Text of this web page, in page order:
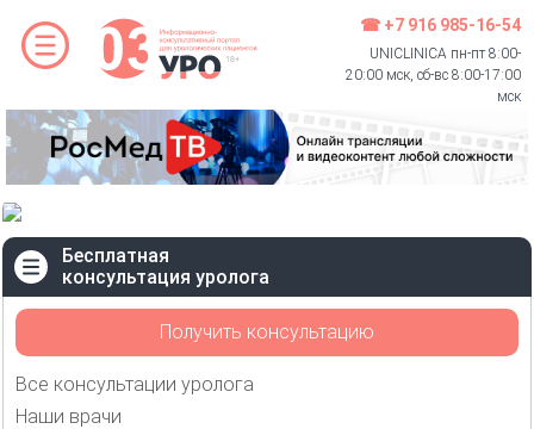
☎ +7 916 985-16-54
UNICLINICA пн-пт 8:00-
20:00 мск, сб-вс 8:00-17:00
мск
Бесплатная
консультация уролога
Получить консультацию
Все консультации уролога
Наши врачи